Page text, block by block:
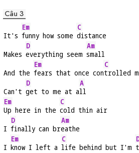
Câu 3
It's
Em
funny how some
C
distance
Makes
D
everything seem
Am
small
And the
Em
fears that once con
C
trolled
Can't
D
get to me at a
A
ll
Em
Up here in the
C
cold thin air
I
D
finally can br
Am
eathe
I
Em
know I left a
C
life behind but I'm